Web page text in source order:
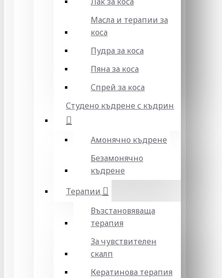
Масла и терапии за
коса
Пудра за коса
Пяна за коса
Спрей за коса
Студено къдрене с къдрин
Амонячно къдрене
Безамонячно
къдрене
Терапии
Възстановяваща
терапия
За чувствителен
скалп
Кератинова терапия